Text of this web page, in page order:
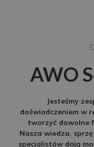
AWO
Jesteśmy
doświadczeniem w
tworzyć dowolne
Nasza wiedza,
specjalistów dają